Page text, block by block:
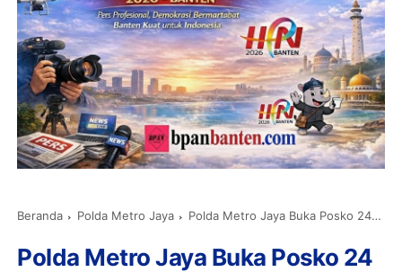
Beranda Polda Metro Jaya Polda Metro Jaya Buka Posko 24 Jam untuk Pengaduan Orang Hilang
Polda Metro Jaya Buka Posko 24